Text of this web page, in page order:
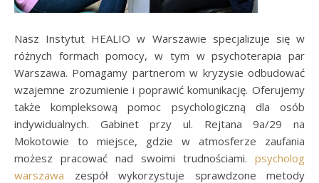
Nasz Instytut HEALIO w Warszawie specjalizuje się w
różnych formach pomocy, w tym w psychoterapia par
Warszawa. Pomagamy partnerom w kryzysie odbudować
wzajemne zrozumienie i poprawić komunikację. Oferujemy
także kompleksową pomoc psychologiczną dla osób
indywidualnych. Gabinet przy ul. Rejtana 9a/29 na
Mokotowie to miejsce, gdzie w atmosferze zaufania
możesz pracować nad swoimi trudnościami. psycholog
warszawa zespół wykorzystuje sprawdzone metody